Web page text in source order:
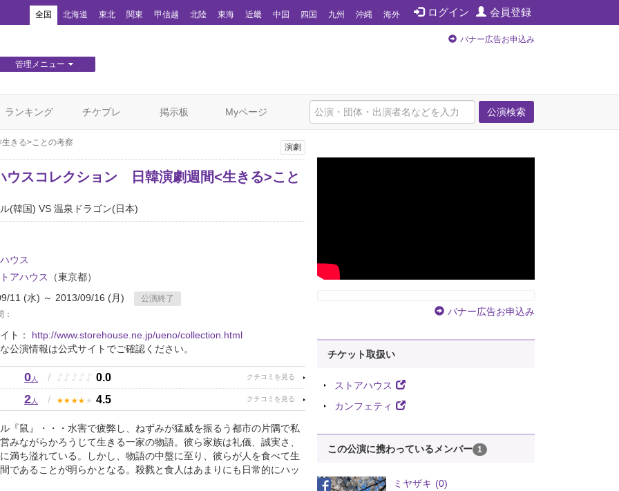
ログイン 会員登録
全国 北海道 東北 関東 甲信越 北陸 東海 近畿 中国 四国 九州 沖縄 海外
管理メニュー
バナー広告お申込み
公演検索
ランキング チケプレ 掲示板 Myページ
きる>ことの考察 演劇
ウスコレクション 日韓演劇週間<生きる>こと
(韓国) VS 温泉ドラゴン(日本)
ウス
アハウス
（東京都）
11 (水) ～ 2013/09/16 (月)
公演終了
ト： http://www.storehouse.ne.jp/ueno/collection.html
公演情報は公式サイトでご確認ください。
0人 / ♪ ♪ ♪ ♪ ♪ 0.0
2人 / ★ ★ ★ ★ ★ 4.5
『鼠』・・・水害で疲弊し、ねずみが猛威を振るう都市の片隅で私
みながらかろうじて生きる一家の物語。彼ら家族は礼儀、誠実さ、
満ち溢れている。しかし、物語の中盤に至り、彼らが人を食べて生
であることが明らかとなる。殺戮と食人はあまりにも日常的にハッ
バナー広告お申込み
チケット取扱い
ストアハウス
カンフェティ
この公演に携わっているメンバー 1
ミヤザキ (0)